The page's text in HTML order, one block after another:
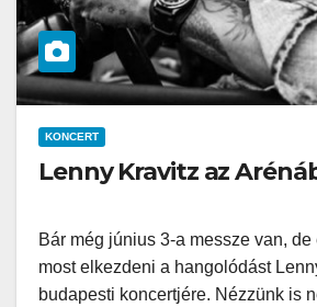
KONCERT
Lenny Kravitz az
Bár még június 3-a messze van, de
most elkezdeni a hangolódást
budapesti koncertjére. Nézzünk is